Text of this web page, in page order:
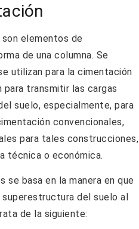
son elementos de
de una columna. Se
utilizan para la cimentación
para transmitir las cargas
suelo, especialmente, para
convencionales,
para tales construcciones,
técnica o económica.
basa en la manera en que
del suelo al
de la siguiente: